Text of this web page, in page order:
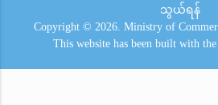
သွယ်ရန်
Copyright © 2026. Ministry of
This website has been built with